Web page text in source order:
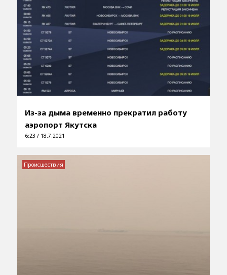
Из-за дыма временно прекратил работу
аэропорт Якутска
6:23 / 18.7.2021
Происшествия